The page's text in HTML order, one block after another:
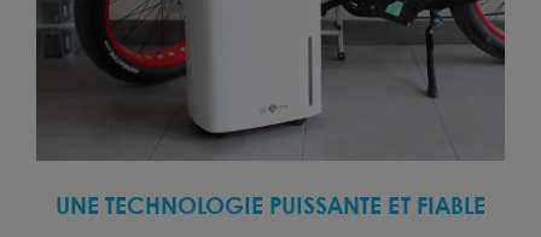
UNE TECHNOLOGIE PUISSANTE ET FIABLE